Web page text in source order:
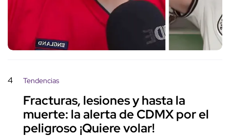
4 Tendencias
Fracturas, lesiones y hasta la
muerte: la alerta de CDMX por el
peligroso ¡Quiere volar!